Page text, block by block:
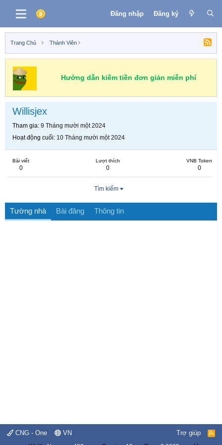
Đăng nhập Đăng ký
Trang Chủ Thành Viên
Hướng dẫn kiếm tiền đơn giản miễn phí
Willisjex
Tham gia 9 Tháng mười một 2024
Hoạt động cuối 10 Tháng mười một 2024
Bài viết
0
Lượt thích
0
VNB Token
0
Tìm kiếm
Tường nhà Bài đăng Thông tin
CNG - One VN Trợ giúp
R